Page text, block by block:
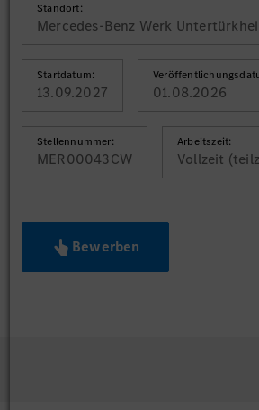
Standort:
Mercedes-Benz Werk
Startdatum:
13.09.2027 01.08.2026
Stellennummer:
MER00043CW
Arbeitszeit:
Vollzeit
Bewerben